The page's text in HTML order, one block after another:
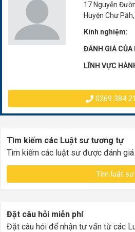
17 Nguyễn
Huyện Chư
Kinh nghiệm:
ĐÁNH GIÁ CỦA
LĨNH VỰC
0269 384
Tìm kiếm các Luật sư tương tự
Tìm kiếm các luật sư được đánh
Tìm luật sư
Đặt câu hỏi miễn phí
Đặt câu hỏi để nhận tư vấn từ các